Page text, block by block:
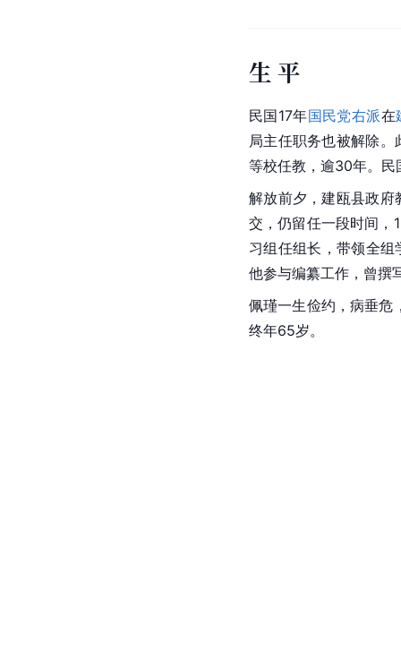
生 平
民国17年国民党右派在
局主任职务也被解除
等校任教，逾30年。
解放前夕，建瓯县政府
交，仍留任一段时间，
习组任组长，带领全
他参与编纂工作，曾撰
佩瑾一生俭约，病垂危
终年65岁。